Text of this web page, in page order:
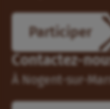
Participer
Contactez-
À Nogent-sur-